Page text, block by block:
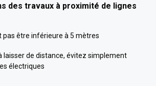
des travaux à proximité de lignes
pas être inférieure à 5 mètres
laisser de distance, évitez simplement
électriques